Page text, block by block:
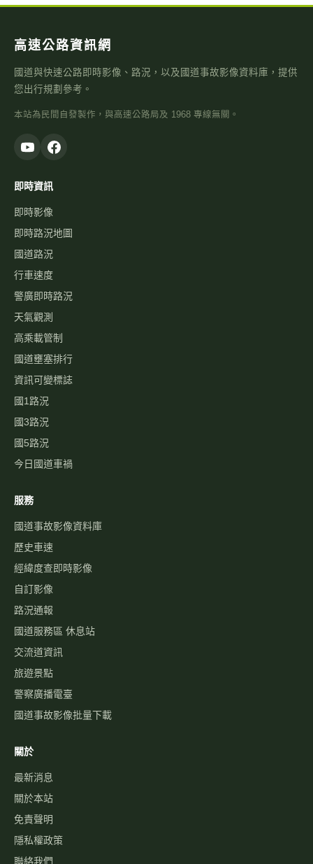
高速公路資訊網
國道與快速公路即時影像、路況，以及國道事故影像資料庫，提供
您出行規劃參考。
本站為民間自發製作，與高速公路局及 1968 專線無關。
即時資訊
即時影像
即時路況地圖
國道路況
行車速度
警廣即時路況
天氣觀測
高乘載管制
國道壅塞排行
資訊可變標誌
國1路況
國3路況
國5路況
今日國道車禍
服務
國道事故影像資料庫
歷史車速
經緯度查即時影像
自訂影像
路況通報
國道服務區 休息站
交流道資訊
旅遊景點
警察廣播電臺
國道事故影像批量下載
關於
最新消息
關於本站
免責聲明
隱私權政策
聯絡我們